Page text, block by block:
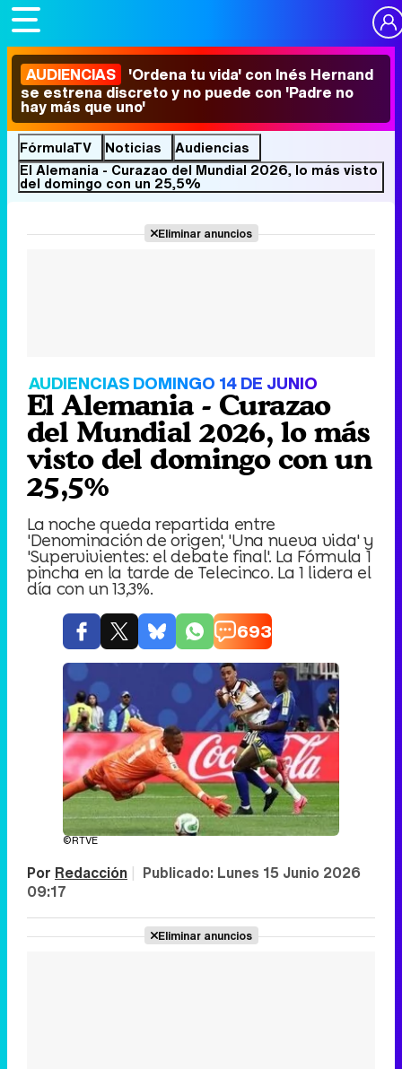
AUDIENCIAS 'Ordena tu vida' con Inés Hernand
se estrena discreto y no puede con 'Padre no
hay más que uno'
FórmulaTV Noticias
Audiencias
El Alemania - Curazao del Mundial 2026, lo más visto
del domingo con un 25,5%
Eliminar anuncios
AUDIENCIAS DOMINGO 14 DE JUNIO
El Alemania - Curazao
del Mundial 2026, lo más
visto del domingo con un
25,5%
La noche queda repartida entre
'Denominación de origen', 'Una nueva vida' y
'Supervivientes: el debate final'. La Fórmula 1
pincha en la tarde de Telecinco. La 1 lidera el
día con un 13,3%.
693
©RTVE
Por Redacción | Publicado: Lunes 15 Junio 2026
09:17
Eliminar anuncios